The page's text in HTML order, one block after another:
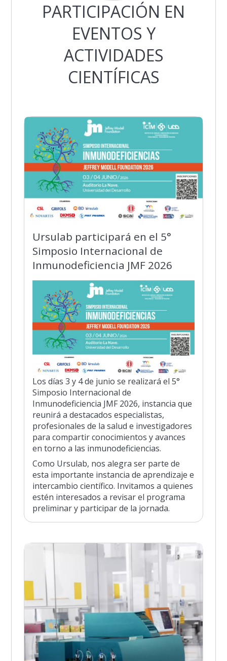
PARTICIPACIÓN EN
EVENTOS Y
ACTIVIDADES
CIENTÍFICAS
Ursulab participará en el 5°
Simposio Internacional de
Inmunodeficiencia JMF 2026
Los días 3 y 4 de junio se realizará el 5°
Simposio Internacional de
Inmunodeficiencia JMF 2026, instancia que
reunirá a destacados especialistas,
profesionales de la salud e investigadores
para compartir conocimientos y avances
en torno a las inmunodeficiencias.
Como Ursulab, nos alegra ser parte de
esta importante instancia de aprendizaje e
intercambio científico. Invitamos a quienes
estén interesados a revisar el programa
preliminar y participar de la jornada.